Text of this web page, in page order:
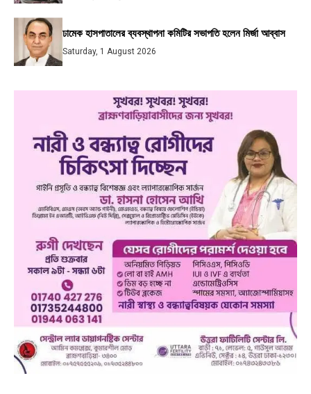
ঢামেক হাসপাতালের ব্যবস্থাপনা কমিটির সভাপতি হলেন মির্জা আব্বাস
Saturday, 1 August 2026